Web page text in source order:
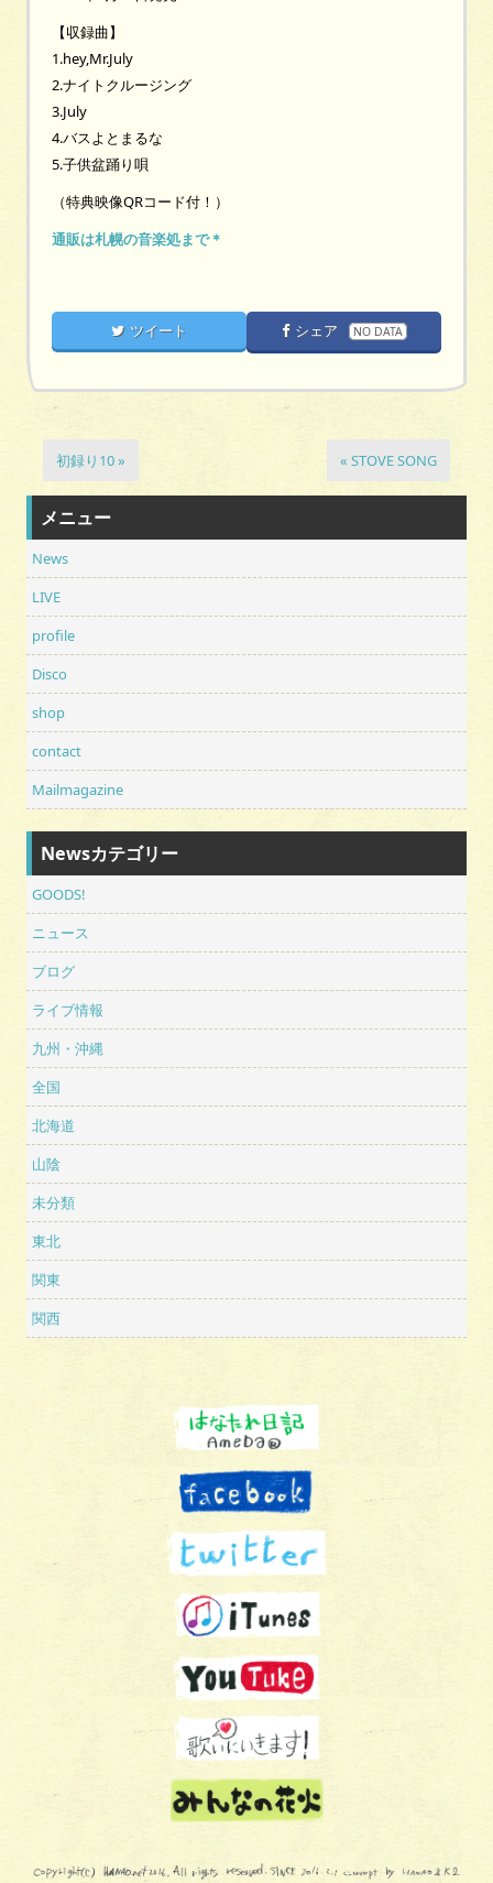
【収録曲】
1.hey,Mr.July
2.ナイトクルージング
3.July
4.バスよとまるな
5.子供盆踊り唄
（特典映像QRコード付！）
通販は札幌の音楽処まで＊
ツイート シェア NO DATA
« STOVE SONG
初録り10 »
メニュー
News
LIVE
profile
Disco
shop
contact
Mailmagazine
Newsカテゴリー
GOODS!
ニュース
ブログ
ライブ情報
九州・沖縄
全国
北海道
山陰
未分類
東北
関東
関西